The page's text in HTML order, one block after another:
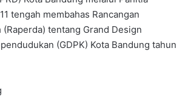
tengah membahas Rancangan
(Raperda) tentang Grand Design
(GDPK) Kota Bandung tahun